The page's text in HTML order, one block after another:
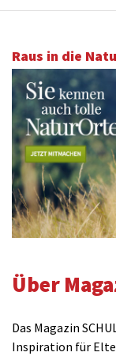
Raus in die
Über
Das Magazin
Inspiration für